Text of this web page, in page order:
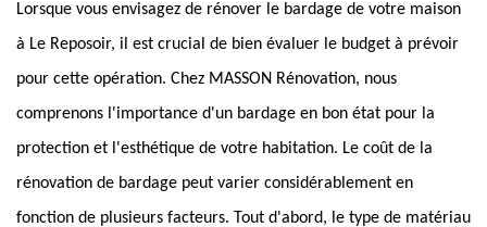
Lorsque vous envisagez de rénover le bardage de votre maison
à Le Reposoir, il est crucial de bien évaluer le budget à prévoir
pour cette opération. Chez MASSON Rénovation, nous
comprenons l'importance d'un bardage en bon état pour la
protection et l'esthétique de votre habitation. Le coût de la
rénovation de bardage peut varier considérablement en
fonction de plusieurs facteurs. Tout d'abord, le type de matériau